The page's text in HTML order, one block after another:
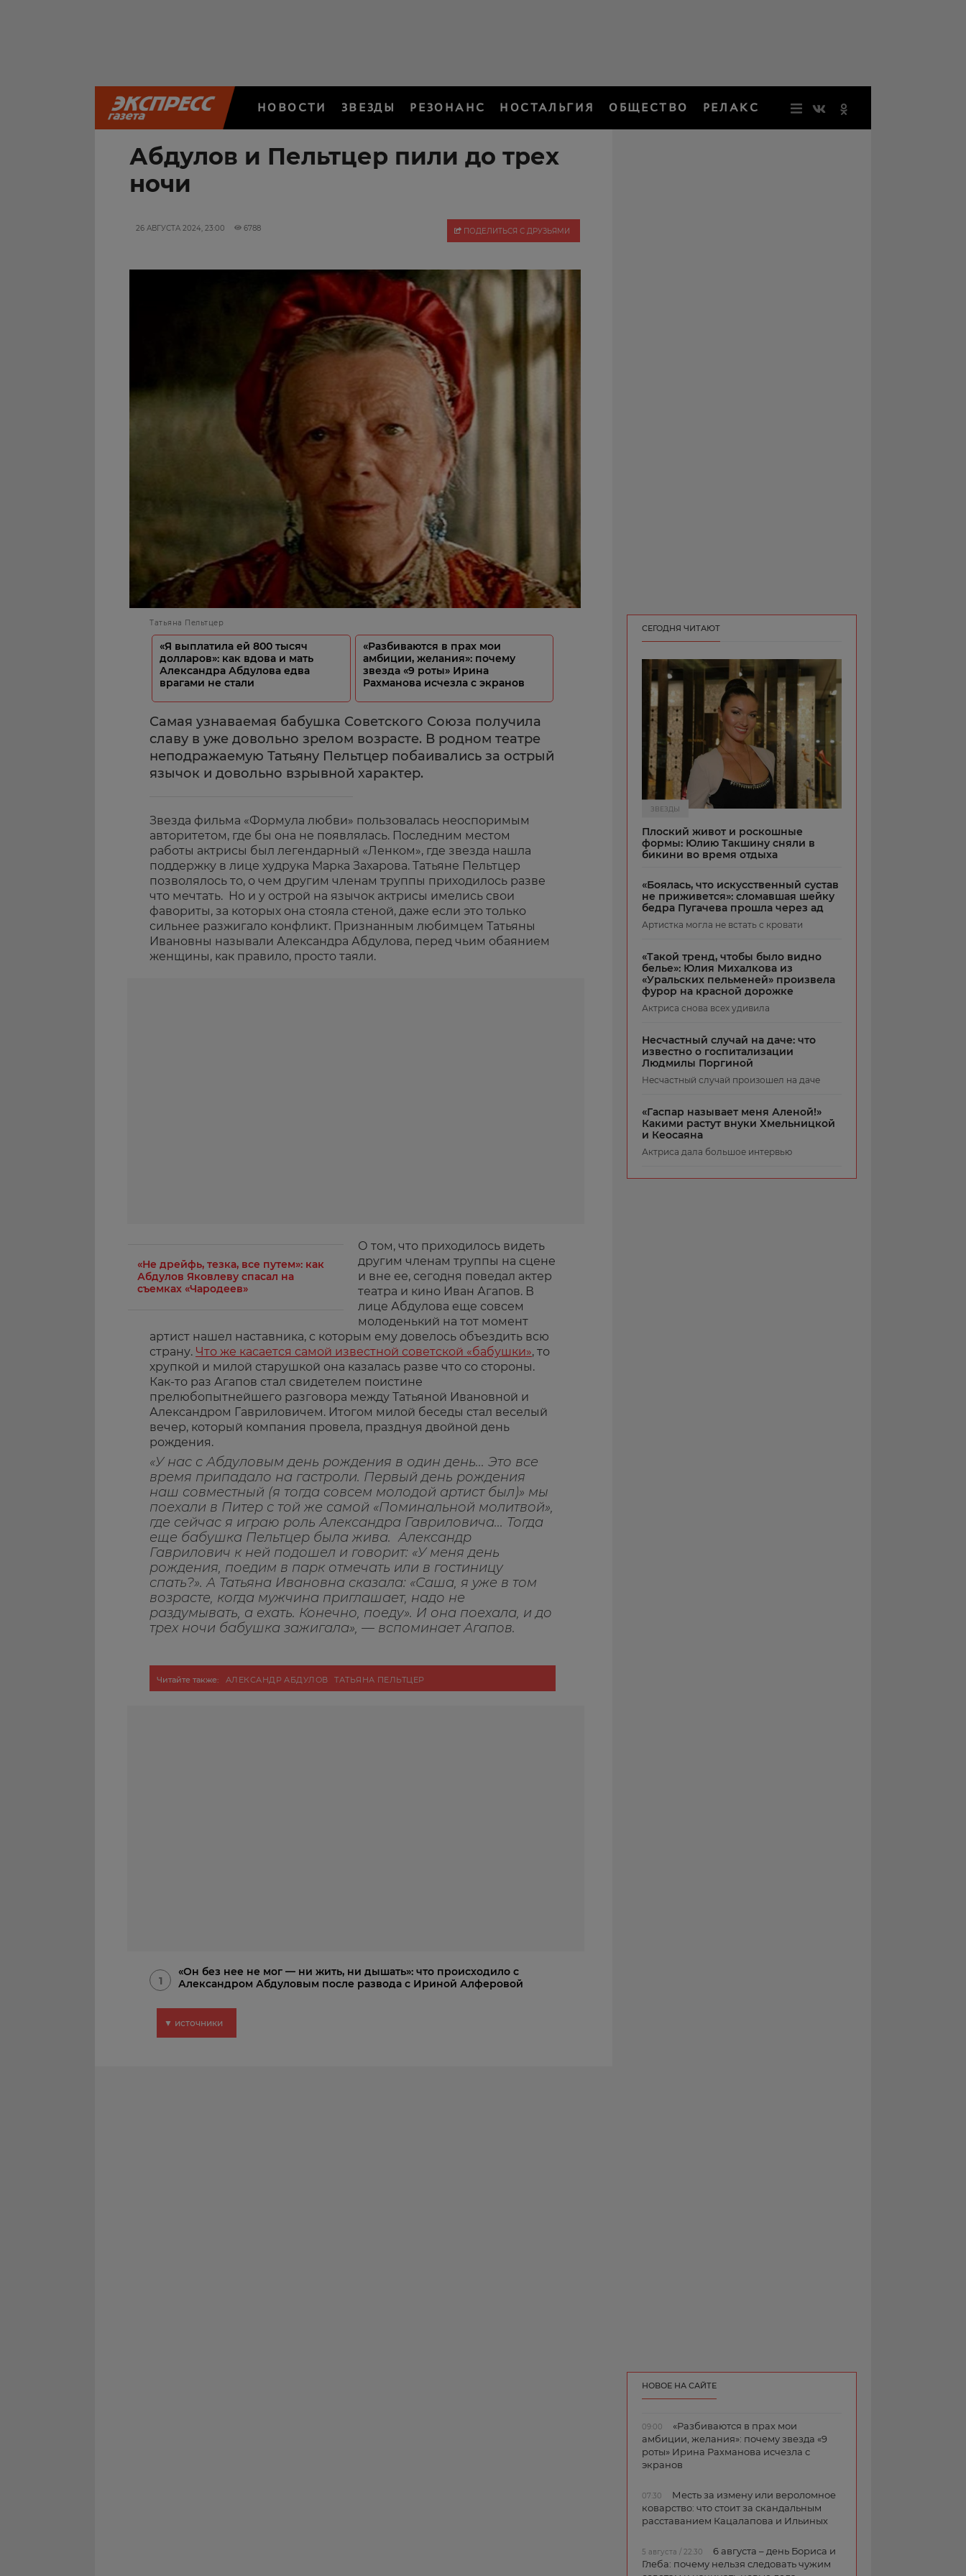
НОВОСТИ ЗВЕЗДЫ РЕЗОНАНС НОСТАЛЬГИЯ ОБЩЕСТВО РЕЛАКС
Абдулов и Пельтцер пили до трех
ночи
26 АВГУСТА 2024, 23:00 6788 ПОДЕЛИТЬСЯ С ДРУЗЬЯМИ
Татьяна Пельтцер
«Я выплатила ей 800 тысяч
долларов»: как вдова и мать
Александра Абдулова едва
врагами не стали
«Разбиваются в прах мои
амбиции, желания»: почему
звезда «9 роты» Ирина
Рахманова исчезла с экранов
Самая узнаваемая бабушка Советского Союза получила
славу в уже довольно зрелом возрасте. В родном театре
неподражаемую Татьяну Пельтцер побаивались за острый
язычок и довольно взрывной характер.
Звезда фильма «Формула любви» пользовалась неоспоримым
авторитетом, где бы она не появлялась. Последним местом
работы актрисы был легендарный «Ленком», где звезда нашла
поддержку в лице худрука Марка Захарова. Татьяне Пельтцер
позволялось то, о чем другим членам труппы приходилось разве
что мечтать. Но и у острой на язычок актрисы имелись свои
фавориты, за которых она стояла стеной, даже если это только
сильнее разжигало конфликт. Признанным любимцем Татьяны
Ивановны называли Александра Абдулова, перед чьим обаянием
женщины, как правило, просто таяли.
«Не дрейфь, тезка, все путем»: как
Абдулов Яковлеву спасал на
съемках «Чародеев»
О том, что приходилось видеть
другим членам труппы на сцене
и вне ее, сегодня поведал актер
театра и кино Иван Агапов. В
лице Абдулова еще совсем
молоденький на тот момент
артист нашел наставника, с которым ему довелось объездить всю
страну. Что же касается самой известной советской «бабушки», то
хрупкой и милой старушкой она казалась разве что со стороны.
Как-то раз Агапов стал свидетелем поистине
прелюбопытнейшего разговора между Татьяной Ивановной и
Александром Гавриловичем. Итогом милой беседы стал веселый
вечер, который компания провела, празднуя двойной день
рождения.
«У нас с Абдуловым день рождения в один день... Это все
время припадало на гастроли. Первый день рождения
наш совместный (я тогда совсем молодой артист был)» мы
поехали в Питер с той же самой «Поминальной молитвой»,
где сейчас я играю роль Александра Гавриловича... Тогда
еще бабушка Пельтцер была жива. Александр
Гаврилович к ней подошел и говорит: «У меня день
рождения, поедим в парк отмечать или в гостиницу
спать?». А Татьяна Ивановна сказала: «Саша, я уже в том
возрасте, когда мужчина приглашает, надо не
раздумывать, а ехать. Конечно, поеду». И она поехала, и до
трех ночи бабушка зажигала», — вспоминает Агапов.
Читайте также: АЛЕКСАНДР АБДУЛОВ ТАТЬЯНА ПЕЛЬТЦЕР
1
«Он без нее не мог — ни жить, ни дышать»: что происходило с
Александром Абдуловым после развода с Ириной Алферовой
▼ источники
СЕГОДНЯ ЧИТАЮТ
ЗВЕЗДЫ
Плоский живот и роскошные
формы: Юлию Такшину сняли в
бикини во время отдыха
«Боялась, что искусственный сустав
не приживется»: сломавшая шейку
бедра Пугачева прошла через ад
Артистка могла не встать с кровати
«Такой тренд, чтобы было видно
белье»: Юлия Михалкова из
«Уральских пельменей» произвела
фурор на красной дорожке
Актриса снова всех удивила
Несчастный случай на даче: что
известно о госпитализации
Людмилы Поргиной
Несчастный случай произошел на даче
«Гаспар называет меня Аленой!»
Какими растут внуки Хмельницкой
и Кеосаяна
Актриса дала большое интервью
НОВОЕ НА САЙТЕ
09:00
«Разбиваются в прах мои
амбиции, желания»: почему звезда «9
роты» Ирина Рахманова исчезла с
экранов
07:30
Месть за измену или вероломное
коварство: что стоит за скандальным
расставанием Кацалапова и Ильиных
5 августа / 22:30
6 августа – день Бориса и
Глеба: почему нельзя следовать чужим